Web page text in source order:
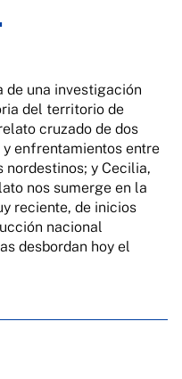
de una investigación
del territorio de
cruzado de dos
enfrentamientos entre
nordestinos; y Cecilia,
nos sumerge en la
reciente, de inicios
nacional
desbordan hoy el